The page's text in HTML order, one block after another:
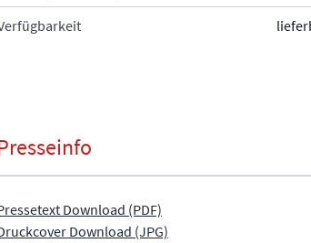
Download (PDF)
Download (JPG)